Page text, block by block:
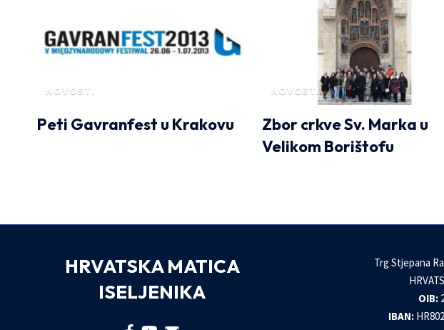
NOVOSTI
Peti Gavranfest u Krakovu
NOVOSTI
Zbor crkve Sv. Marka u
Velikom Borištofu
HRVATSKA MATICA
ISELJENIKA
Trg Stjepana
OIB:
IBAN: